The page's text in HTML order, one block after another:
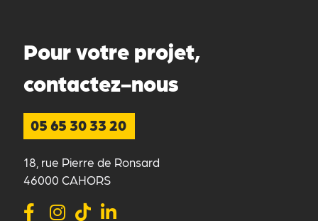
Pour votre projet,
contactez-nous
05 65 30 33 20
18, rue Pierre de Ronsard
46000 CAHORS